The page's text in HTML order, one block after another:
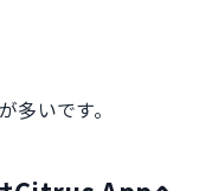
多いです。